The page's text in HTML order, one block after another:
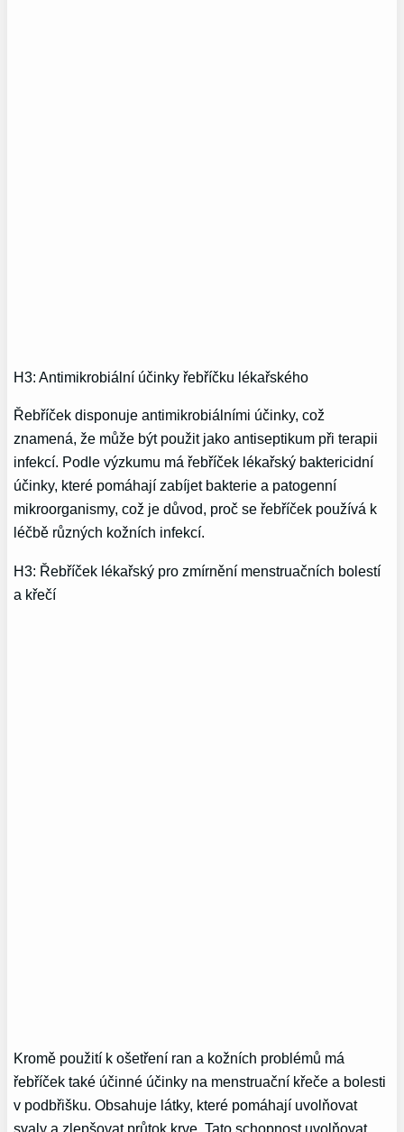
H3: Antimikrobiální účinky řebříčku lékařského
Řebříček disponuje antimikrobiálními účinky, což
znamená, že může být použit jako antiseptikum při terapii
infekcí. Podle výzkumu má řebříček lékařský baktericidní
účinky, které pomáhají zabíjet bakterie a patogenní
mikroorganismy, což je důvod, proč se řebříček používá k
léčbě různých kožních infekcí.
H3: Řebříček lékařský pro zmírnění menstruačních bolestí
a křečí
Kromě použití k ošetření ran a kožních problémů má
řebříček také účinné účinky na menstruační křeče a bolesti
v podbřišku. Obsahuje látky, které pomáhají uvolňovat
svaly a zlepšovat průtok krve. Tato schopnost uvolňovat